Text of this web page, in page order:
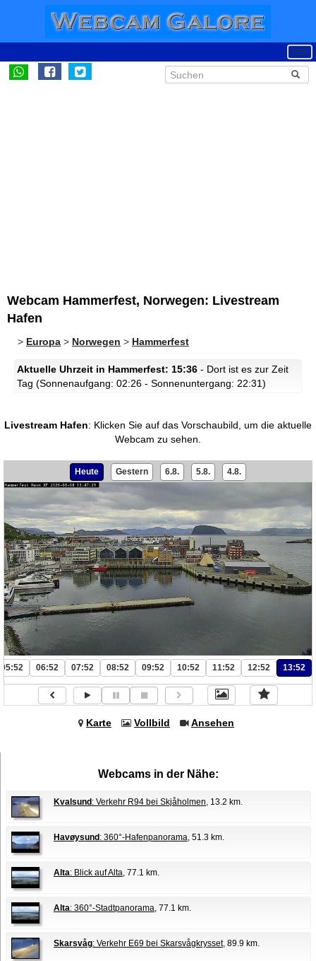
Webcam Hammerfest, Norwegen: Livestream
Hafen
> Europa > Norwegen > Hammerfest
Aktuelle Uhrzeit in Hammerfest: 15:36 - Dort ist es zur Zeit
Tag (Sonnenaufgang: 02:26 - Sonnenuntergang: 22:31)
Livestream Hafen: Klicken Sie auf das Vorschaubild, um die aktuelle
Webcam zu sehen.
Heute Gestern 6.8. 5.8. 4.8.
05:52 06:52 07:52 08:52 09:52 10:52 11:52 12:52 13:52
Karte Vollbild Ansehen
Webcams in der Nähe:
Kvalsund : Verkehr R94 bei Skjåholmen, 13.2 km.
Havøysund : 360°-Hafenpanorama, 51.3 km.
Alta: Blick auf Alta, 77.1 km.
Alta: 360°-Stadtpanorama, 77.1 km.
Skarsvåg: Verkehr E69 bei Skarsvågkrysset, 89.9 km.